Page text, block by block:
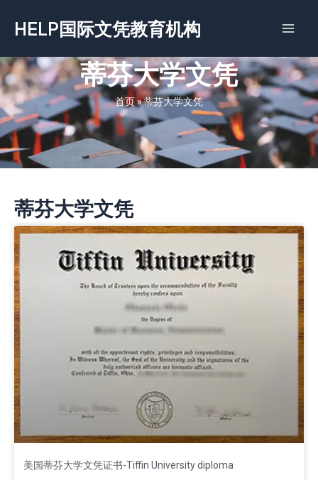
容
HELP国际文凭教育机构
蒂芬大学文凭
首页»蒂芬大学文凭
蒂芬大学文凭
美国蒂芬大学文凭证书-Tiffin University diploma